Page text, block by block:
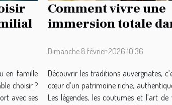
en famille
choisir ?
avec ses
Comment vivre une
immersion totale
Dimanche 8 février 2026 10:36
Découvrir les traditions auvergnates,
cœur d’un patrimoine riche,
Les légendes, les coutumes et l’art